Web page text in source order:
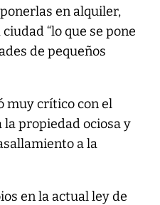
en alquiler,
“lo que se pone
de pequeños
muy crítico con el
propiedad ociosa y
a la
en la actual ley de